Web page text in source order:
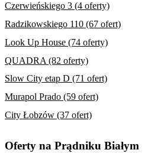
Czerwieńskiego 3 (4 oferty)
Radzikowskiego 110 (67 ofert)
Look Up House (74 oferty)
QUADRA (82 oferty)
Slow City etap D (71 ofert)
Murapol Prado (59 ofert)
City Łobzów (37 ofert)
Oferty na Prądniku Białym